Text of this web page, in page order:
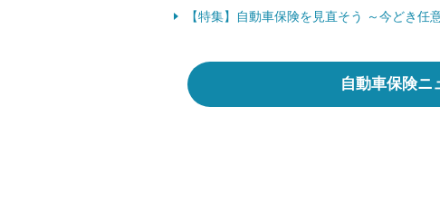
【特集】自動車保険を見直そう ～今どき任
自動車保険ニ